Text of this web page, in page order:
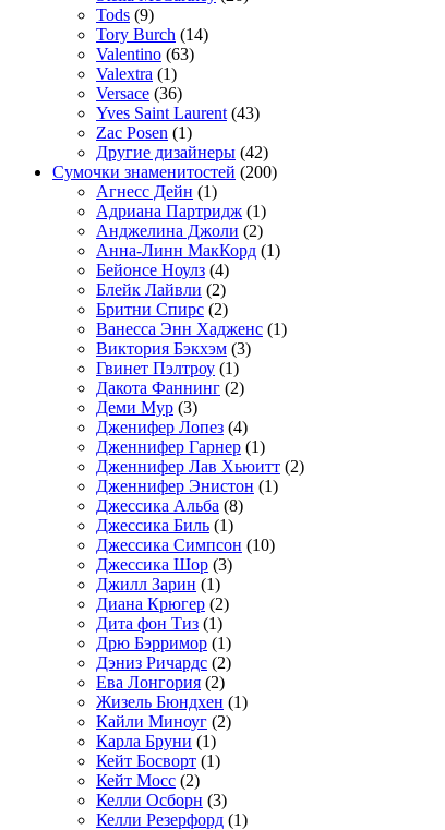
Tods (9)
Tory Burch (14)
Valentino (63)
Valextra (1)
Versace (36)
Yves Saint Laurent (43)
Zac Posen (1)
Другие дизайнеры (42)
Сумочки знаменитостей (200)
Агнесс Дейн (1)
Адриана Партридж (1)
Анджелина Джоли (2)
Анна-Линн МакКорд (1)
Бейонсе Ноулз (4)
Блейк Лайвли (2)
Бритни Спирс (2)
Ванесса Энн Хадженс (1)
Виктория Бэкхэм (3)
Гвинет Пэлтроу (1)
Дакота Фаннинг (2)
Деми Мур (3)
Дженифер Лопез (4)
Дженнифер Гарнер (1)
Дженнифер Лав Хьюитт (2)
Дженнифер Энистон (1)
Джессика Альба (8)
Джессика Биль (1)
Джессика Симпсон (10)
Джессика Шор (3)
Джилл Зарин (1)
Диана Крюгер (2)
Дита фон Тиз (1)
Дрю Бэрримор (1)
Дэниз Ричардс (2)
Ева Лонгория (2)
Жизель Бюндхен (1)
Кайли Миноуг (2)
Карла Бруни (1)
Кейт Босворт (1)
Кейт Мосс (2)
Келли Осборн (3)
Келли Резерфорд (1)